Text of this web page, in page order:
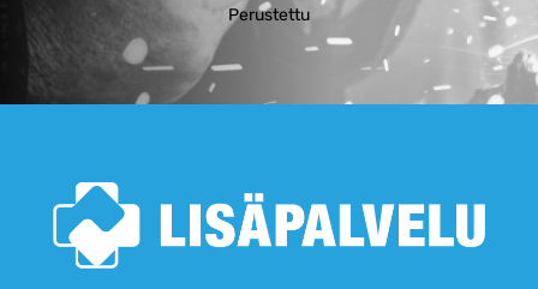
Perustettu